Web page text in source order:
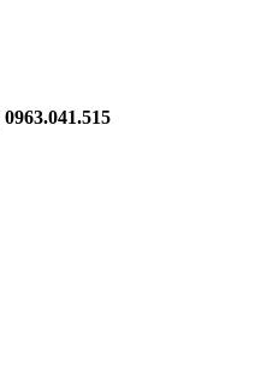
0963.041.515